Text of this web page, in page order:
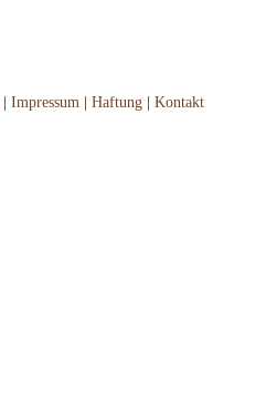
Impressum Haftung Kontakt